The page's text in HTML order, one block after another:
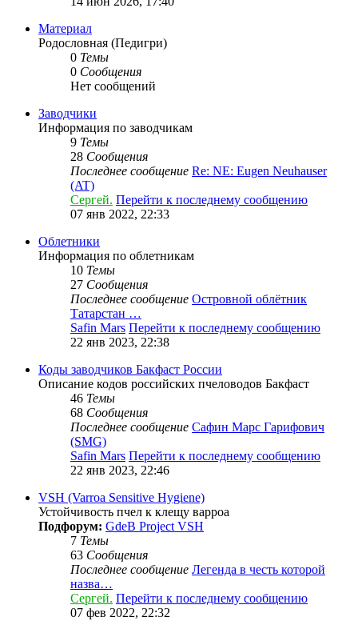
Материал
Родословная (Педигри)
0 Темы
0 Сообщения
Нет сообщений
Заводчики
Информация по заводчикам
9 Темы
28 Сообщения
Последнее сообщение Re: NE: Eugen Neuhauser
(AT)
Сергей. Перейти к последнему сообщению
07 янв 2022, 22:33
Облетники
Информация по облетникам
10 Темы
27 Сообщения
Последнее сообщение Островной облётник
Татарстан …
Safin Mars Перейти к последнему сообщению
22 янв 2023, 22:38
Коды заводчиков Бакфаст России
Описание кодов российских пчеловодов Бакфаст
46 Темы
68 Сообщения
Последнее сообщение Сафин Марс Гарифович
(SMG)
Safin Mars Перейти к последнему сообщению
22 янв 2023, 22:46
VSH (Varroa Sensitive Hygiene)
Устойчивость пчел к клещу варроа
Подфорум: GdeB Project VSH
7 Темы
63 Сообщения
Последнее сообщение Легенда в честь которой
назва…
Сергей. Перейти к последнему сообщению
07 фев 2022, 22:32